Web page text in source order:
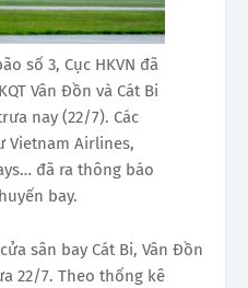
số 3, Cục HKVN đã
Vân Đồn và Cát Bi
nay (22/7). Các
Vietnam Airlines,
đã ra thông báo
bay.
sân bay Cát Bi, Vân Đồn
22/7. Theo thống kê